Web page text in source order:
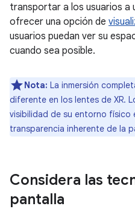
transportar a los usuarios a
ofrecer una opción de
usuarios puedan ver su
cuando sea posible.
Nota: La inmersión
diferente en los lentes de XR.
visibilidad de su entorno físico
transparencia inherente de la
Considera las
pantalla